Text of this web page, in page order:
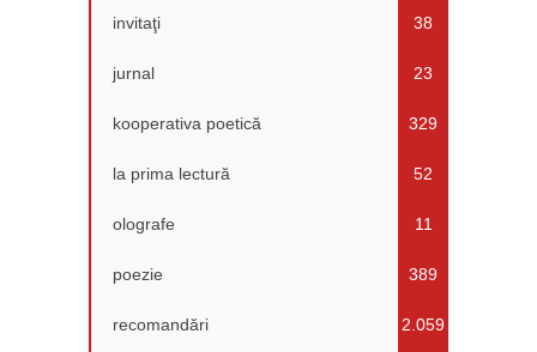
invitaţi 38
jurnal 23
kooperativa poetică 329
la prima lectură 52
olografe 11
poezie 389
recomandări 2.059